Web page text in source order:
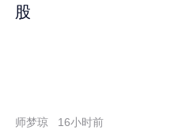
股
师梦琼 16小时前